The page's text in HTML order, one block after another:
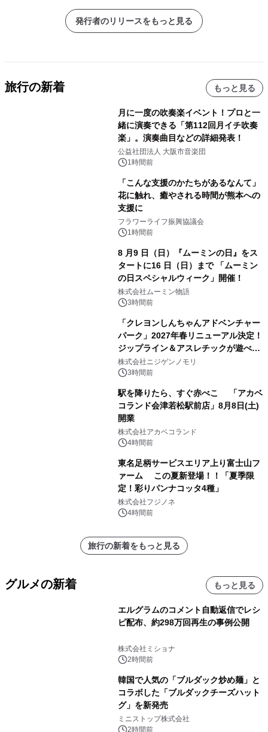
発行者のリリースをもっと見る
旅行の新着 もっと見る
月に一度の吹奏楽イベント！プロと一
緒に演奏できる「第112回月イチ吹奏
楽」。演奏曲目などの詳細発表！
公益社団法人 大阪市音楽団
1時間前
「こんな支援のかたちがあるなんて」
花に触れ、癒やされる時間が熊本への
支援に
フラワーライフ振興協議会
1時間前
8 月9 日（日）『ムーミンの日』をス
タートに16 日（日）まで 「ムーミン
の日スペシャルウィーク」開催！
株式会社ムーミン物語
3時間前
「クレヨンしんちゃんアドベンチャー
パーク」2027年春リニューアル決定！
ジップライン＆アスレチックが遊べる
のは今年が最後！ 「ラスト！ドキがム
ネムネ～大作戦！」始動
株式会社ニジゲンノモリ
3時間前
駅を降りたら、すぐ赤べこ 「アカベ
コランド会津若松駅前店」8月8日(土)
開業
株式会社アカベコランド
4時間前
東名足柄サービスエリア上り富士山フ
ァーム この夏新登場！！「夏季限
定！彩りパンナコッタ4種」
株式会社フジノネ
4時間前
旅行の新着をもっと見る
グルメの新着 もっと見る
エルグラムのコメント自動返信でレシ
ピ配布、約298万回再生の事例公開
株式会社ミショナ
2時間前
韓国で人気の「ブルダック炒め麺」と
コラボした「ブルダックチーズハット
グ」を新発売
ミニストップ株式会社
2時間前